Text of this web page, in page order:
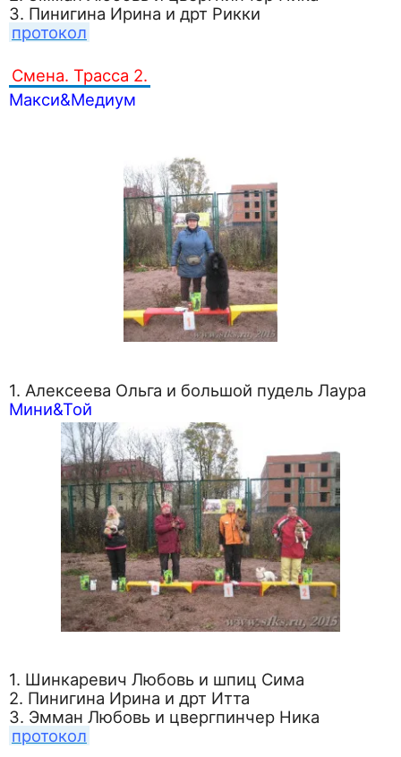
3. Пинигина Ирина и дрт Рикки
протокол
Смена. Трасса 2.
Макси&Медиум
1. Алексеева Ольга и большой пудель Лаура
Мини&Той
1. Шинкаревич Любовь и шпиц Сима
2. Пинигина Ирина и дрт Итта
3. Эмман Любовь и цвергпинчер Ника
протокол